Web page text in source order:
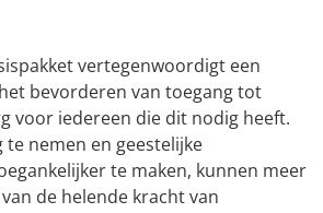
vertegenwoordigt een
bevorderen van toegang tot
voor iedereen die dit nodig heeft.
nemen en geestelijke
te maken, kunnen meer
de helende kracht van